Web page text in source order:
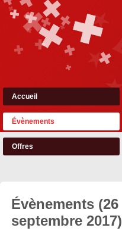
Accueil
Évènements
Offres
Évènements (26
septembre 2017)